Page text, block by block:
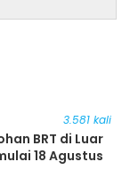
3.581 kali
BRT di Luar
18 Agustus